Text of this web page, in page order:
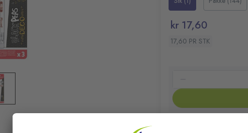
Pakke med 3
kr 17,60
17,60 PR STK